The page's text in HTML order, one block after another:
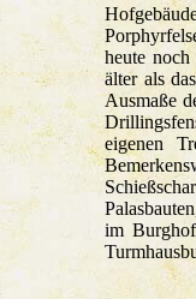
heute
älter als
Ausmaße
eigenen
im